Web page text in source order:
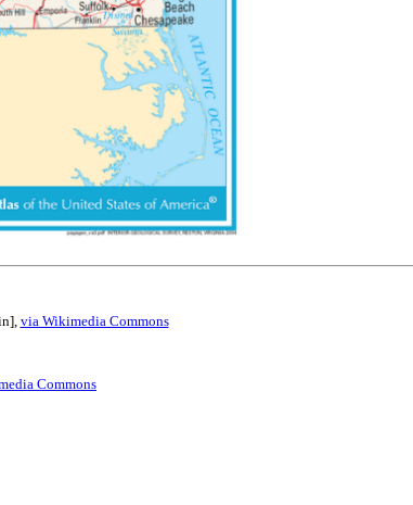
via Wikimedia Commons
Commons